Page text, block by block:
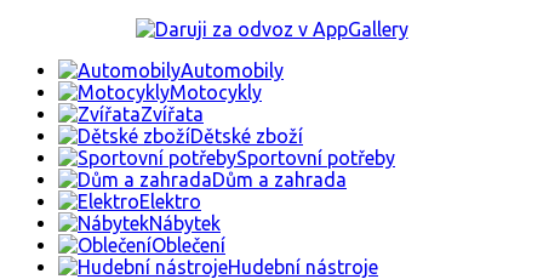
Automobily
Motocykly
Zvířata
Dětské zboží
Sportovní potřeby
Dům a zahrada
Elektro
Nábytek
Oblečení
Hudební nástroje